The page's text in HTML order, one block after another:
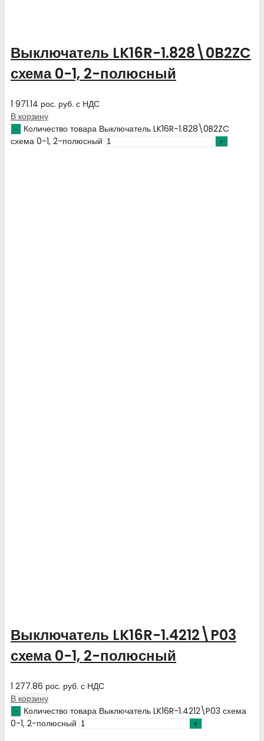
Выключатель LK16R-1.828\0B2ZC
схема 0-1, 2-полюсный
1 971.14 рос. руб. с НДС
В корзину
Количество товара Выключатель LK16R-1.828\0B2ZC
схема 0-1, 2-полюсный
Выключатель LK16R-1.4212\P03
схема 0-1, 2-полюсный
1 277.86 рос. руб. с НДС
В корзину
Количество товара Выключатель LK16R-1.4212\P03 схема
0-1, 2-полюсный